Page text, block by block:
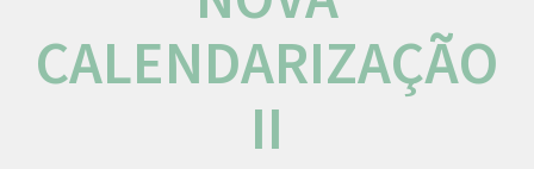
CALENDARIZAÇÃO
II